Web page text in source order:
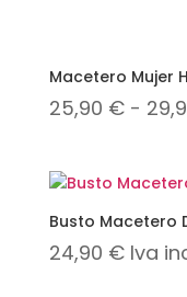
Macetero Mujer
25,90 € -
Busto Macetero
24,90 € Iva